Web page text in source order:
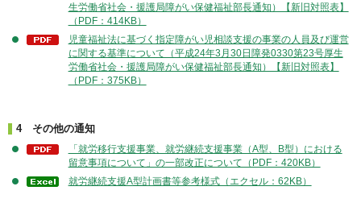
生労働省社会・援護局障がい保健福祉部長通知）【新旧対照表】
（PDF：414KB）
児童福祉法に基づく指定障がい児相談支援の事業の人員及び運営
に関する基準について（平成24年3月30日障発0330第23号厚生
労働省社会・援護局障がい保健福祉部長通知）【新旧対照表】
（PDF：375KB）
4 その他の通知
「就労移行支援事業、就労継続支援事業（A型、B型）における
留意事項について」の一部改正について（PDF：420KB）
就労継続支援A型計画書等参考様式（エクセル：62KB）